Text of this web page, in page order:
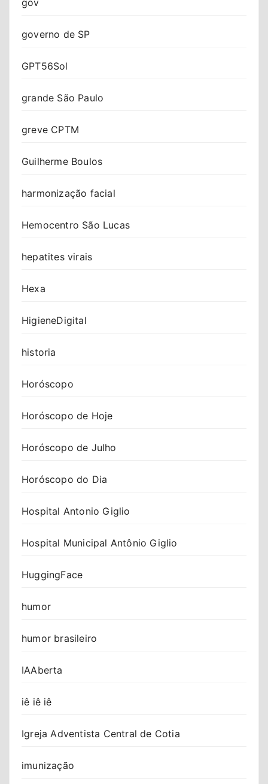
governo de SP
GPT56Sol
grande São Paulo
greve CPTM
Guilherme Boulos
harmonização facial
Hemocentro São Lucas
hepatites virais
Hexa
HigieneDigital
historia
Horóscopo
Horóscopo de Hoje
Horóscopo de Julho
Horóscopo do Dia
Hospital Antonio Giglio
Hospital Municipal Antônio Giglio
HuggingFace
humor
humor brasileiro
IAAberta
iê iê iê
Igreja Adventista Central de Cotia
imunização